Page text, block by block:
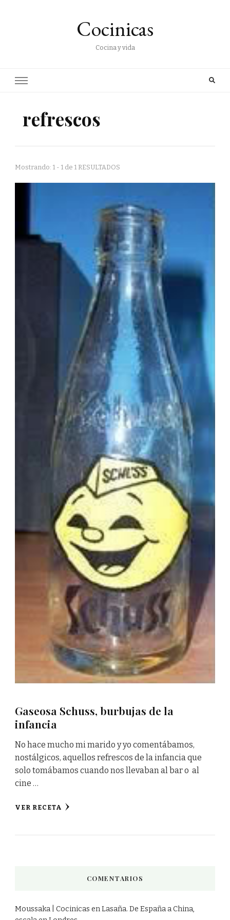
Cocinicas
Cocina y vida
refrescos
Mostrando: 1 - 1 de 1 RESULTADOS
Gaseosa Schuss, burbujas de la
infancia
No hace mucho mi marido y yo comentábamos,
nostálgicos, aquellos refrescos de la infancia que
solo tomábamos cuando nos llevaban al bar o al
cine …
VER RECETA
COMENTARIOS
Moussaka | Cocinicas enLasaña. De España a China,